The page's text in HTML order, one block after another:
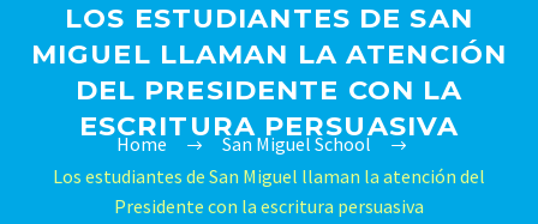
LOS ESTUDIANTES DE SAN
MIGUEL LLAMAN LA ATENCIÓN
DEL PRESIDENTE CON LA
ESCRITURA PERSUASIVA
Home
San Miguel School
Los estudiantes de San Miguel llaman la atención del
Presidente con la escritura persuasiva